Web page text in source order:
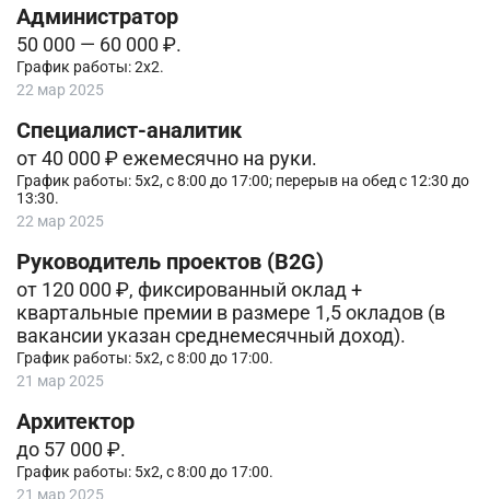
Администратор
50 000 — 60 000 ₽.
График работы: 2х2.
22 мар 2025
Специалист-аналитик
от 40 000 ₽ ежемесячно на руки.
График работы: 5х2, с 8:00 до 17:00; перерыв на обед с 12:30 до
13:30.
22 мар 2025
Руководитель проектов (B2G)
от 120 000 ₽, фиксированный оклад +
квартальные премии в размере 1,5 окладов (в
вакансии указан среднемесячный доход).
График работы: 5х2, с 8:00 до 17:00.
21 мар 2025
Архитектор
до 57 000 ₽.
График работы: 5х2, с 8:00 до 17:00.
21 мар 2025